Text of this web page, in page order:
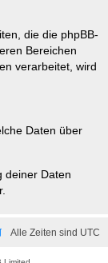
die die phpBB-
Bereichen
verarbeitet, wird
Daten über
deiner Daten
Alle Zeiten sind UTC